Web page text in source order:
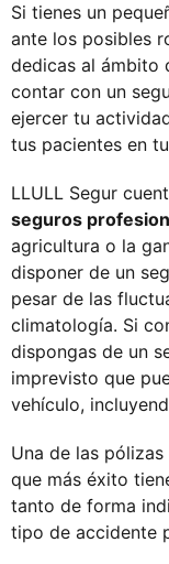
Si tienes un
ante los posibles
dedicas al ámbito
contar con un
ejercer tu
tus pacientes en
LLULL Segur
seguros
agricultura o la
disponer de un
pesar de las
climatología. Si
dispongas de un
imprevisto que
vehículo,
Una de las
que más éxito
tanto de forma
tipo de accidente